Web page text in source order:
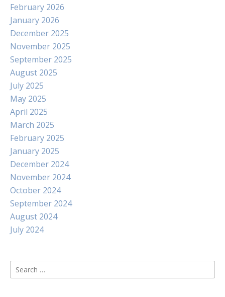
February 2026
January 2026
December 2025
November 2025
September 2025
August 2025
July 2025
May 2025
April 2025
March 2025
February 2025
January 2025
December 2024
November 2024
October 2024
September 2024
August 2024
July 2024
Search
for: